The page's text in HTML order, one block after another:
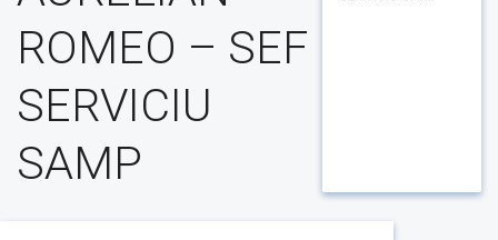
ROMEO – SEF
SERVICIU
SAMP